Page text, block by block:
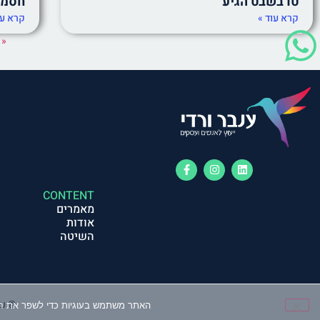
קרא עוד » קרא
CONTENT
מאמרים
אודות
השיטה
©האתר משתמש בעוגיות כדי לשפר את